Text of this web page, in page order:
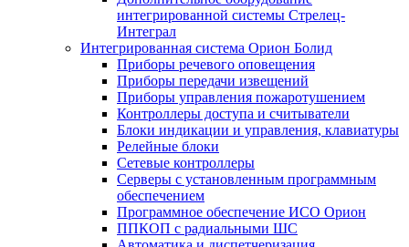
интегрированной системы Стрелец-
Интеграл
Интегрированная система Орион Болид
Приборы речевого оповещения
Приборы передачи извещений
Приборы управления пожаротушением
Контроллеры доступа и считыватели
Блоки индикации и управления, клавиатуры
Релейные блоки
Сетевые контроллеры
Серверы с установленным программным
обеспечением
Программное обеспечение ИСО Орион
ППКОП с радиальными ШС